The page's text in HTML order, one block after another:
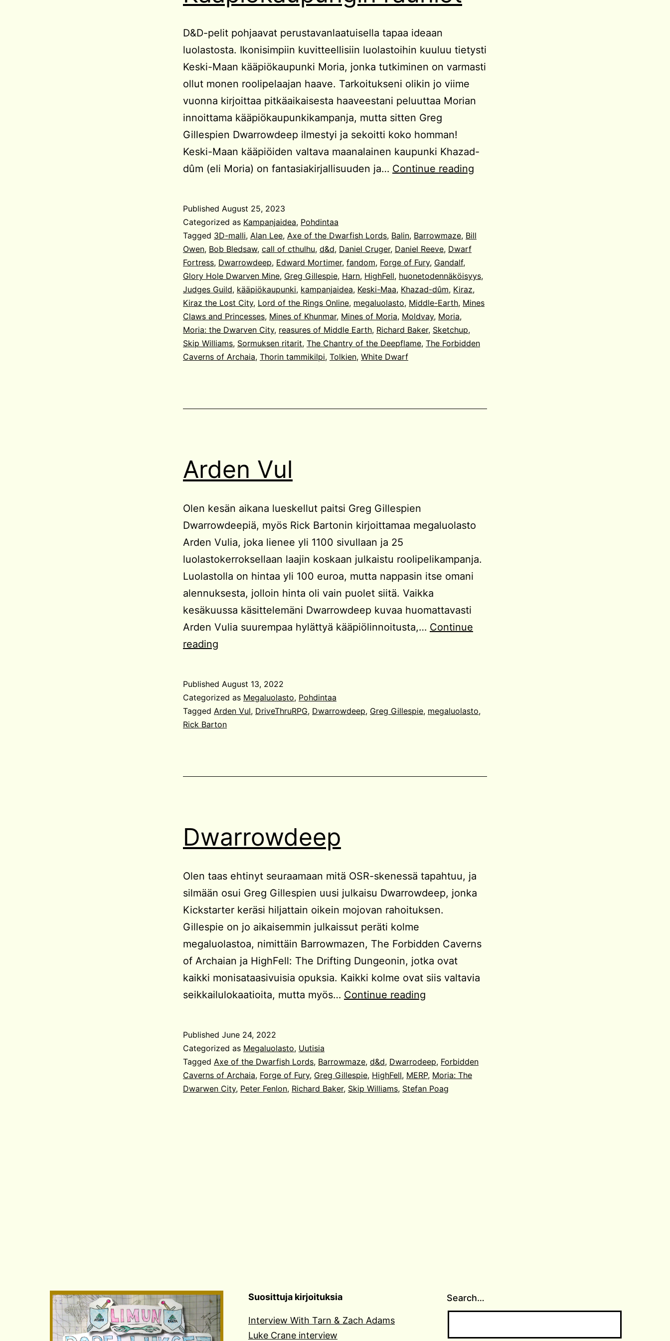
D&D-pelit pohjaavat perustavanlaatuisella tapaa ideaan
luolastosta. Ikonisimpiin kuvitteellisiin luolastoihin kuuluu tietysti
Keski-Maan kääpiökaupunki Moria, jonka tutkiminen on varmasti
ollut monen roolipelaajan haave. Tarkoitukseni olikin jo viime
vuonna kirjoittaa pitkäaikaisesta haaveestani peluuttaa Morian
innoittama kääpiökaupunkikampanja, mutta sitten Greg
Gillespien Dwarrowdeep ilmestyi ja sekoitti koko homman!
Keski-Maan kääpiöiden valtava maanalainen kaupunki Khazad-
dûm (eli Moria) on fantasiakirjallisuuden ja… Continue reading
Published August 25, 2023
Categorized as Kampanjaidea, Pohdintaa
Tagged 3D-malli, Alan Lee, Axe of the Dwarfish Lords, Balin, Barrowmaze, Bill
Owen, Bob Bledsaw, call of cthulhu, d&d, Daniel Cruger, Daniel Reeve, Dwarf
Fortress, Dwarrowdeep, Edward Mortimer, fandom, Forge of Fury, Gandalf,
Glory Hole Dwarven Mine, Greg Gillespie, Harn, HighFell, huonetodennäköisyys,
Judges Guild, kääpiökaupunki, kampanjaidea, Keski-Maa, Khazad-dûm, Kiraz,
Kiraz the Lost City, Lord of the Rings Online, megaluolasto, Middle-Earth, Mines
Claws and Princesses, Mines of Khunmar, Mines of Moria, Moldvay, Moria,
Moria: the Dwarven City, reasures of Middle Earth, Richard Baker, Sketchup,
Skip Williams, Sormuksen ritarit, The Chantry of the Deepflame, The Forbidden
Caverns of Archaia, Thorin tammikilpi, Tolkien, White Dwarf
Arden Vul
Olen kesän aikana lueskellut paitsi Greg Gillespien
Dwarrowdeepiä, myös Rick Bartonin kirjoittamaa megaluolasto
Arden Vulia, joka lienee yli 1100 sivullaan ja 25
luolastokerroksellaan laajin koskaan julkaistu roolipelikampanja.
Luolastolla on hintaa yli 100 euroa, mutta nappasin itse omani
alennuksesta, jolloin hinta oli vain puolet siitä. Vaikka
kesäkuussa käsittelemäni Dwarrowdeep kuvaa huomattavasti
Arden Vulia suurempaa hylättyä kääpiölinnoitusta,… Continue
reading
Published August 13, 2022
Categorized as Megaluolasto, Pohdintaa
Tagged Arden Vul, DriveThruRPG, Dwarrowdeep, Greg Gillespie, megaluolasto,
Rick Barton
Dwarrowdeep
Olen taas ehtinyt seuraamaan mitä OSR-skenessä tapahtuu, ja
silmään osui Greg Gillespien uusi julkaisu Dwarrowdeep, jonka
Kickstarter keräsi hiljattain oikein mojovan rahoituksen.
Gillespie on jo aikaisemmin julkaissut peräti kolme
megaluolastoa, nimittäin Barrowmazen, The Forbidden Caverns
of Archaian ja HighFell: The Drifting Dungeonin, jotka ovat
kaikki monisataasivuisia opuksia. Kaikki kolme ovat siis valtavia
seikkailulokaatioita, mutta myös… Continue reading
Published June 24, 2022
Categorized as Megaluolasto, Uutisia
Tagged Axe of the Dwarfish Lords, Barrowmaze, d&d, Dwarrodeep, Forbidden
Caverns of Archaia, Forge of Fury, Greg Gillespie, HighFell, MERP, Moria: The
Dwarwen City, Peter Fenlon, Richard Baker, Skip Williams, Stefan Poag
Suosittuja kirjoituksia
Interview With Tarn & Zach Adams
Luke Crane interview
Search…